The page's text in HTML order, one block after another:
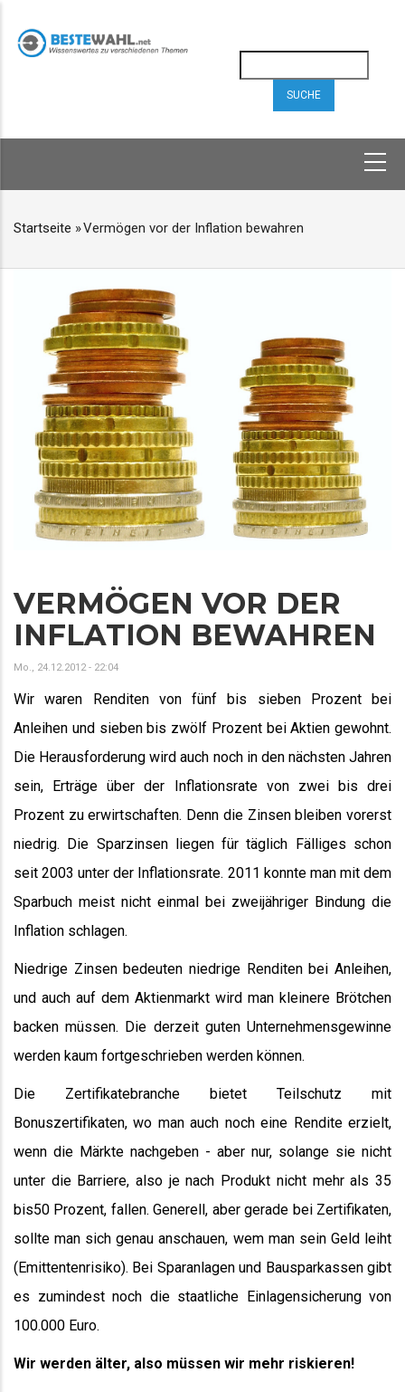
zum
Inhalt
PFADNAVIGATION
Startseite »Vermögen vor der Inflation bewahren
VERMÖGEN VOR DER
INFLATION BEWAHREN
Mo., 24.12.2012 - 22:04
Wir waren Renditen von fünf bis sieben Prozent bei
Anleihen und sieben bis zwölf Prozent bei Aktien gewohnt.
Die Herausforderung wird auch noch in den nächsten Jahren
sein, Erträge über der Inflationsrate von zwei bis drei
Prozent zu erwirtschaften. Denn die Zinsen bleiben vorerst
niedrig. Die Sparzinsen liegen für täglich Fälliges schon
seit 2003 unter der Inflationsrate. 2011 konnte man mit dem
Sparbuch meist nicht einmal bei zweijähriger Bindung die
Inflation schlagen.
Niedrige Zinsen bedeuten niedrige Renditen bei Anleihen,
und auch auf dem Aktienmarkt wird man kleinere Brötchen
backen müssen. Die derzeit guten Unternehmensgewinne
werden kaum fortgeschrieben werden können.
Die Zertifikatebranche bietet Teilschutz mit
Bonuszertifikaten, wo man auch noch eine Rendite erzielt,
wenn die Märkte nachgeben - aber nur, solange sie nicht
unter die Barriere, also je nach Produkt nicht mehr als 35
bis50 Prozent, fallen. Generell, aber gerade bei Zertifikaten,
sollte man sich genau anschauen, wem man sein Geld leiht
(Emittentenrisiko). Bei Sparanlagen und Bausparkassen gibt
es zumindest noch die staatliche Einlagensicherung von
100.000 Euro.
Wir werden älter, also müssen wir mehr riskieren!